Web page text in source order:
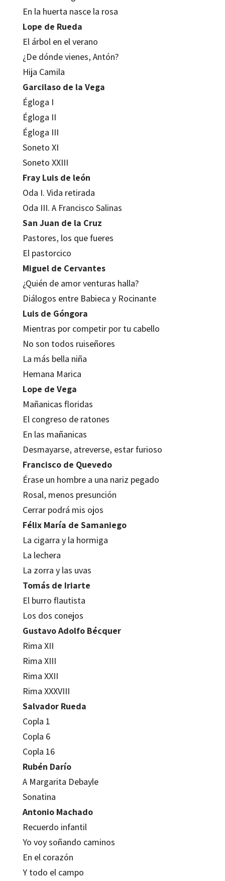
En la huerta nasce la rosa
Lope de Rueda
El árbol en el verano
¿De dónde vienes, Antón?
Hija Camila
Garcilaso de la Vega
Égloga I
Égloga II
Égloga III
Soneto XI
Soneto XXIII
Fray Luis de león
Oda I. Vida retirada
Oda III. A Francisco Salinas
San Juan de la Cruz
Pastores, los que fueres
El pastorcico
Miguel de Cervantes
¿Quién de amor venturas halla?
Diálogos entre Babieca y Rocinante
Luis de Góngora
Mientras por competir por tu cabello
No son todos ruiseñores
La más bella niña
Hemana Marica
Lope de Vega
Mañanicas floridas
El congreso de ratones
En las mañanicas
Desmayarse, atreverse, estar furioso
Francisco de Quevedo
Érase un hombre a una nariz pegado
Rosal, menos presunción
Cerrar podrá mis ojos
Félix María de Samaniego
La cigarra y la hormiga
La lechera
La zorra y las uvas
Tomás de Iriarte
El burro flautista
Los dos conejos
Gustavo Adolfo Bécquer
Rima XII
Rima XIII
Rima XXII
Rima XXXVIII
Salvador Rueda
Copla 1
Copla 6
Copla 16
Rubén Darío
A Margarita Debayle
Sonatina
Antonio Machado
Recuerdo infantil
Yo voy soñando caminos
En el corazón
Y todo el campo